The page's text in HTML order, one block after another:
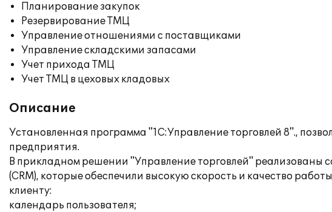
Планирование закупок
Резервирование ТМЦ
Управление отношениями с поставщиками
Управление складскими запасами
Учет прихода ТМЦ
Учет ТМЦ в цеховых кладовых
Описание
Установленная программа "1С:Управление торговлей 8".,
предприятия.
В прикладном решении "Управление торговлей" реализованы
(CRM), которые обеспечили высокую скорость и качество
клиенту:
календарь пользователя;